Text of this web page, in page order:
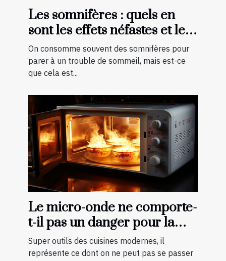
Les somnifères : quels en
sont les effets néfastes et les
palliatifs ?
On consomme souvent des somnifères pour
parer à un trouble de sommeil, mais est-ce
que cela est...
Le micro-onde ne comporte-
t-il pas un danger pour la
cuisson des aliments ?
Super outils des cuisines modernes, il
représente ce dont on ne peut pas se passer